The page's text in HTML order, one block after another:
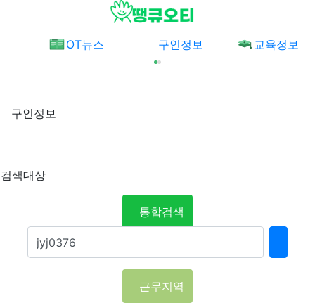
OT뉴스 구인정보 교육정보
구인정보
검색대상
통합검색
근무지역